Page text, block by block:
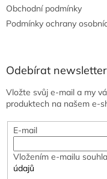
Obchodní podmínky
Podmínky ochrany
Odebírat newsletter
Vložte svůj e-mail a my
produktech na našem e-
E-mail
Vložením e-mailu
údajů